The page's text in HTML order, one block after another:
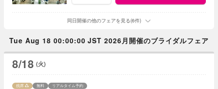
同日開催の他のフェアを見る(6件)
Tue Aug 18 00:00:00 JST 2026月開催のブライダルフェア
8/18 (火)
残席 無料 リアルタイム予約